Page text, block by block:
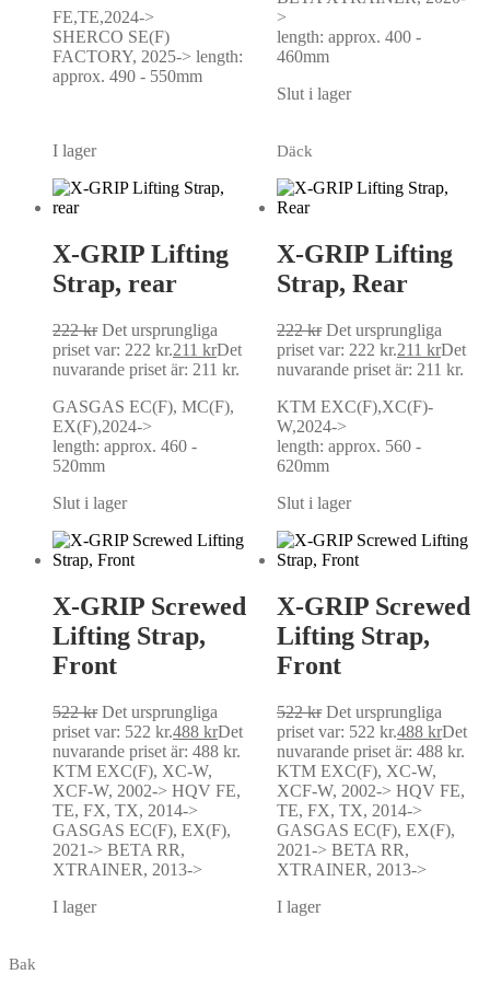
FE,TE,2024->
SHERCO SE(F)
FACTORY, 2025-> length:
approx. 490 - 550mm
I lager
>
length: approx. 400 -
460mm
Slut i lager
X-GRIP Lifting
Strap, rear
222kr Det ursprungliga
priset var: 222 kr.211 krDet
nuvarande priset är: 211 kr.
GASGAS EC(F), MC(F),
EX(F),2024->
length: approx. 460 -
520mm
Slut i lager
X-GRIP Lifting
Strap, Rear
222kr Det ursprungliga
priset var: 222 kr.211 krDet
nuvarande priset är: 211 kr.
KTM EXC(F),XC(F)-
W,2024->
length: approx. 560 -
620mm
Slut i lager
X-GRIP Screwed
Lifting Strap,
Front
522kr Det ursprungliga
priset var: 522 kr.488 krDet
nuvarande priset är: 488 kr.
KTM EXC(F), XC-W,
XCF-W, 2002-> HQV FE,
TE, FX, TX, 2014->
GASGAS EC(F), EX(F),
2021-> BETA RR,
XTRAINER, 2013->
I lager
X-GRIP Screwed
Lifting Strap,
Front
522kr Det ursprungliga
priset var: 522 kr.488 krDet
nuvarande priset är: 488 kr.
KTM EXC(F), XC-W,
XCF-W, 2002-> HQV FE,
TE, FX, TX, 2014->
GASGAS EC(F), EX(F),
2021-> BETA RR,
XTRAINER, 2013->
I lager
Däck
Bak